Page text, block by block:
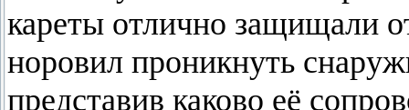
кареты отлично защищали
норовил проникнуть
представив каково её